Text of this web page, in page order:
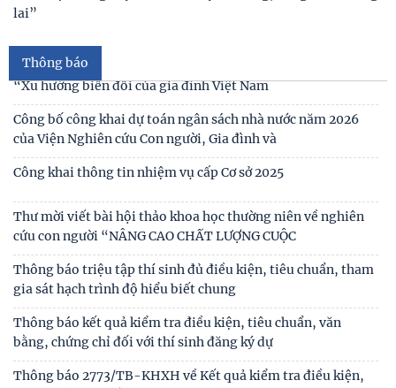
Lễ ký kết Thỏa thuận hợp tác giữa Viện Hàn lâm Khoa học xã
Khai mạc trưng bày “Kết nối truyền thống, vững bước tương
lai”
Thông báo
giáo dục trẻ em trong kỷ nguyên số”
Thư mời viết bài Hội thảo khoa học quốc tế “Gia đình Châu
Á trong bối cảnh hội nhập quốc tế và
Thư mời viết báo cáo tham luận Hội thảo khoa học quốc gia
“Xu hướng biến đổi của gia đình Việt Nam
của Viện Nghiên cứu Con người, Gia đình và
Công khai thông tin nhiệm vụ cấp Cơ sở 2025
Thư mời viết bài hội thảo khoa học thường niên về nghiên
cứu con người “NÂNG CAO CHẤT LƯỢNG CUỘC
Thông báo triệu tập thí sinh đủ điều kiện, tiêu chuẩn, tham
gia sát hạch trình độ hiểu biết chung